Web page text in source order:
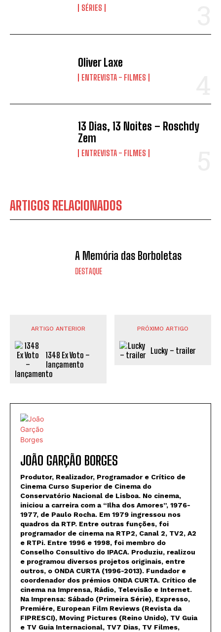
SÉRIES
Oliver Laxe
ENTREVISTA - FILMES
13 Dias, 13 Noites – Roschdy
Zem
ENTREVISTA - FILMES
ARTIGOS RELACIONADOS
A Memória das Borboletas
DESTAQUE
ARTIGO ANTERIOR
1348 Ex Voto –
lançamento
PRÓXIMO ARTIGO
Lucky – trailer
JOÃO GARÇÃO BORGES
Produtor, Realizador, Programador e Crítico de
Cinema Curso Superior de Cinema do
Conservatório Nacional de Lisboa. No cinema,
iniciou a carreira com a “Ilha dos Amores”, 1976-
1977, de Paulo Rocha. Em 1979 ingressou nos
quadros da RTP. Entre outras funções, foi
programador de cinema na RTP2, Canal 2, TV2, A2
e RTPi. Entre 1996 e 1998, foi membro do
Conselho Consultivo do IPACA. Produziu, realizou
e programou diversos projetos originais, entre
outros, o ONDA CURTA (1996-2013). Fundador e
coordenador dos prémios ONDA CURTA. Crítico de
cinema na Imprensa, Rádio, Televisão e Internet.
Na Imprensa: Sábado (Primeira Série), Expresso,
Premiére, European Film Reviews (Revista da
FIPRESCI), Moving Pictures (Reino Unido), TV Guia
e TV Guia Internacional, TV7 Dias, TV Filmes,